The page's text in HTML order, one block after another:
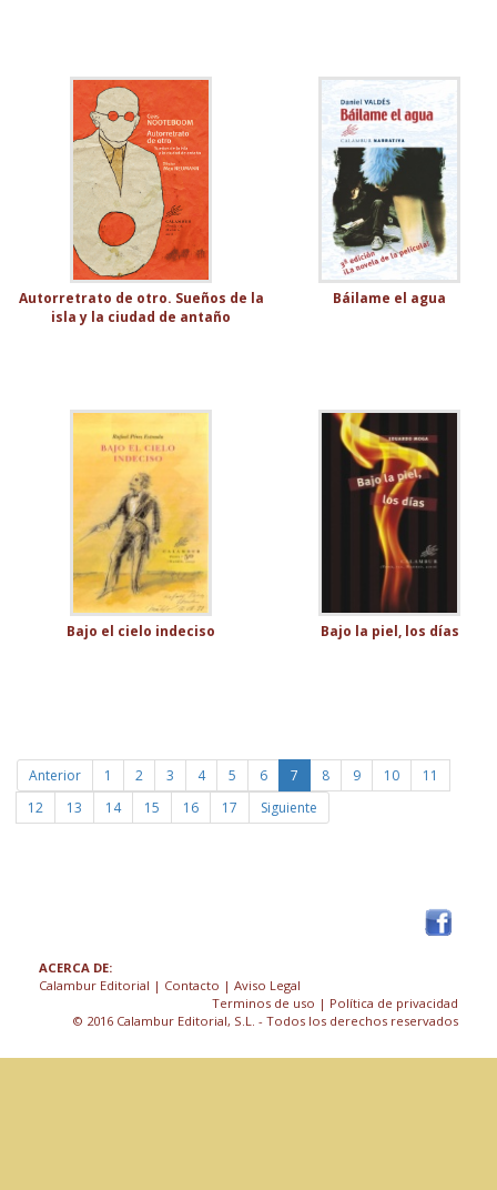
Autorretrato de otro. Sueños de la
isla y la ciudad de antaño
Báilame el agua
Bajo el cielo indeciso Bajo la piel, los días
Anterior 1 2 3 4 5 6 7 8 9 10
11
12
13 14 15 16 17 Siguiente
ACERCA DE:
Calambur Editorial | Contacto | Aviso Legal
Terminos de uso | Política de privacidad
© 2016 Calambur Editorial, S.L. - Todos los derechos reservados